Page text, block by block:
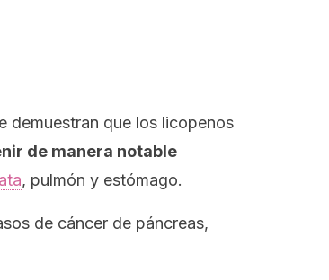
demuestran que los licopenos
de manera notable
, pulmón y estómago.
de cáncer de páncreas,